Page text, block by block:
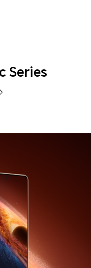
Series